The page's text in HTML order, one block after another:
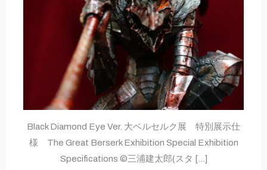
Black Diamond Eye Ver. 大ベルセルク展 特別展示仕
様 The Great Berserk Exhibition Special Exhibition
Specifications ©三浦建太郎(スタ […]